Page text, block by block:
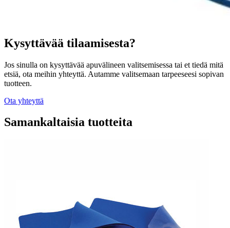
Kysyttävää tilaamisesta?
Jos sinulla on kysyttävää apuvälineen valitsemisessa tai et tiedä mitä
etsiä, ota meihin yhteyttä. Autamme valitsemaan tarpeeseesi sopivan
tuotteen.
Ota yhteyttä
Samankaltaisia tuotteita